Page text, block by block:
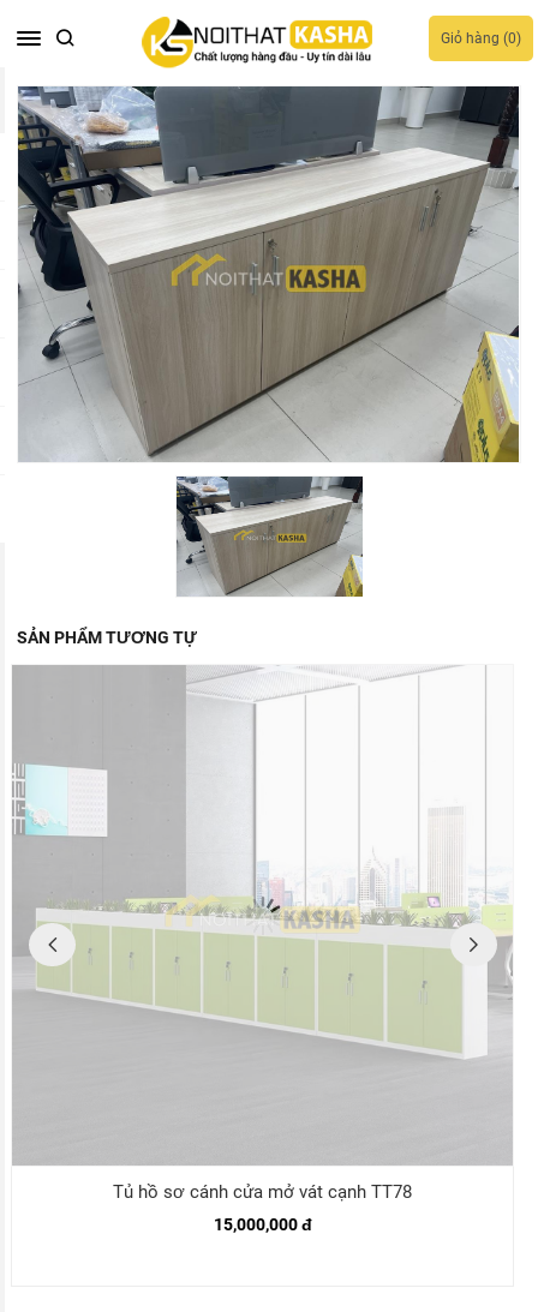
Giỏ hàng (0)
SẢN PHẨM TƯƠNG TỰ
Tủ hồ sơ cánh cửa mở vát cạnh TT78
15,000,000 đ